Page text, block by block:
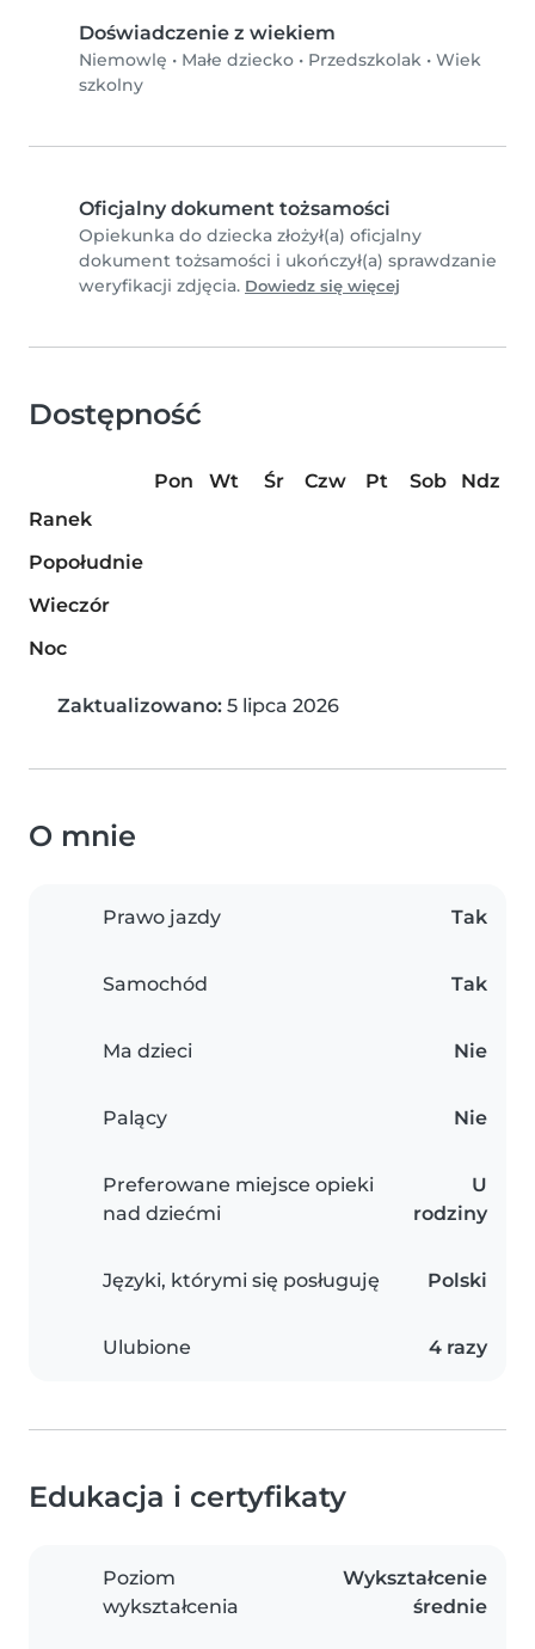
Doświadczenie z wiekiem
Niemowlę • Małe dziecko • Przedszkolak • Wiek
szkolny
Oficjalny dokument tożsamości
Opiekunka do dziecka złożył(a) oficjalny
dokument tożsamości i ukończył(a) sprawdzanie
weryfikacji zdjęcia. Dowiedz się więcej
Dostępność
Pon Wt Śr Czw Pt Sob
Ndz
Ranek
Popołudnie
Wieczór
Noc
Zaktualizowano: 5 lipca 2026
O mnie
Prawo jazdy Tak
Samochód Tak
Ma dzieci Nie
Palący Nie
Preferowane miejsce opieki
nad dziećmi
U
rodziny
Języki, którymi się posługuję Polski
Ulubione 4 razy
Edukacja i certyfikaty
Poziom
wykształcenia
Wykształcenie
średnie